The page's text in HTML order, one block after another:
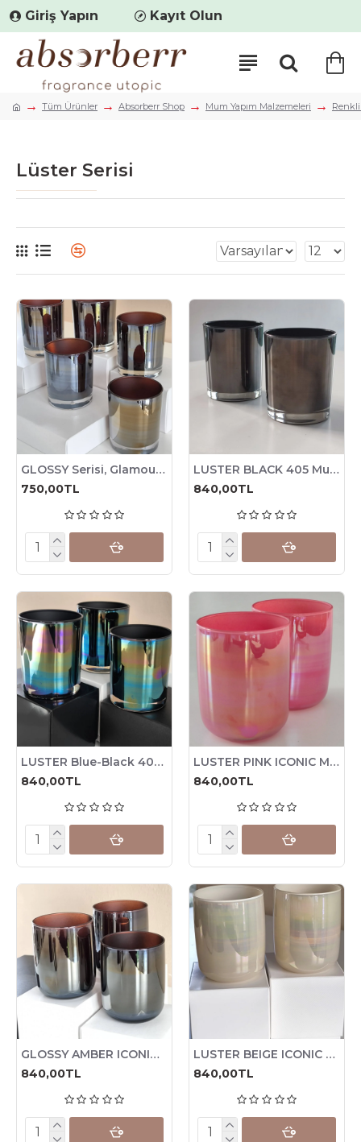
Giriş Yapın Kayıt Olun
Tüm Ürünler Absorberr Shop Mum Yapım Malzemeleri
Lüster Serisi
GLOSSY Serisi, Glamour Mum Bardağı, 185cc , 6 Adet
750,00TL
LUSTER BLACK 405 Mum Bardağı, 245cc , 6 Adet
840,00TL
LUSTER Blue-Black 405 Mum Bardağı, 245cc , 6 Adet
840,00TL
LUSTER PINK ICONIC Mum Bardağı, 280 cc , 6 Adet
840,00TL
GLOSSY AMBER ICONIC Mum Bardağı, 280 cc , 6 Adet
840,00TL
LUSTER BEIGE ICONIC Mum Bardağı, 280 cc , 6 Adet
840,00TL